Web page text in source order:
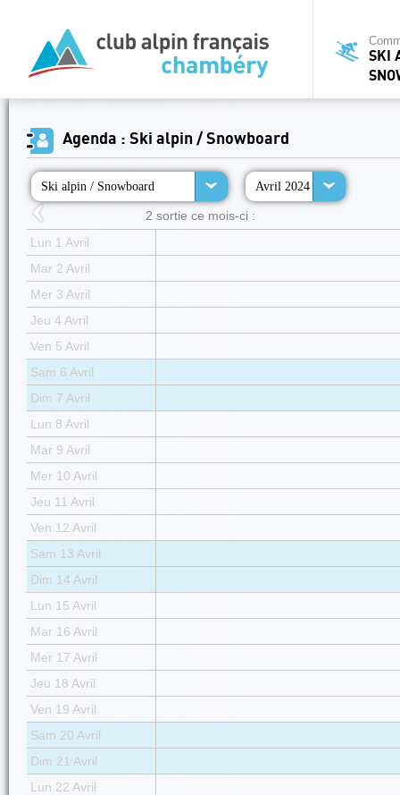
SKI
Agenda : Ski alpin / Snowboard
Ski alpin / Snowboard Avril 2024
2 sortie ce mois-ci :
Lun 1 Avril
Mar 2 Avril
Mer 3 Avril
Jeu 4 Avril
Ven 5 Avril
Sam 6 Avril
Dim 7 Avril
Lun 8 Avril
Mar 9 Avril
Mer 10 Avril
Jeu 11 Avril
Ven 12 Avril
Sam 13 Avril
Dim 14 Avril
Lun 15 Avril
Mar 16 Avril
Mer 17 Avril
Jeu 18 Avril
Ven 19 Avril
Sam 20 Avril
Dim 21 Avril
Lun 22 Avril